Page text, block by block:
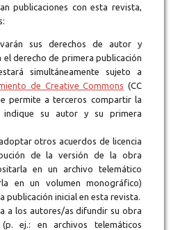
publicaciones con esta revista,
sus derechos de autor y
derecho de primera publicación
simultáneamente sujeto a
de Creative Commons (CC
permite a terceros compartir la
su autor y su primera
otros acuerdos de licencia
de la versión de la obra
en un archivo telemático
en un volumen monográfico)
publicación inicial en esta revista.
a los autores/as difundir su obra
ej.: en archivos telemáticos